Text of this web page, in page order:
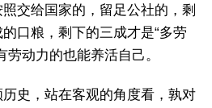
交给国家的，留足公社的，剩
口粮，剩下的三成才是“多劳
劳动力的也能养活自己。
史，站在客观的角度看，孰对